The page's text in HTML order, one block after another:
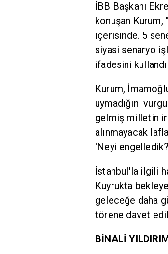
İBB Başkanı
konuşan
içerisinde. 5
siyasi senaryo
ifadesini kullandı.
Kurum,
uymadığını
gelmiş milletin
alınmayacak
'Neyi
İstanbul'la ilgili
Kuyrukta
geleceğe daha
törene davet
BİNALİ